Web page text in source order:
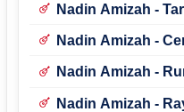
Nadin Amizah -
Nadin Amizah -
Nadin Amizah -
Nadin Amizah -